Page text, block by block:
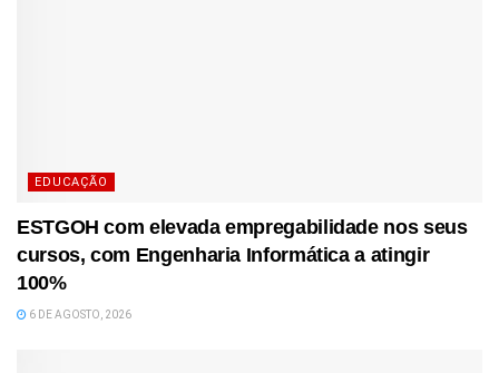
EDUCAÇÃO
ESTGOH com elevada empregabilidade nos seus
cursos, com Engenharia Informática a atingir
100%
6 DE AGOSTO, 2026